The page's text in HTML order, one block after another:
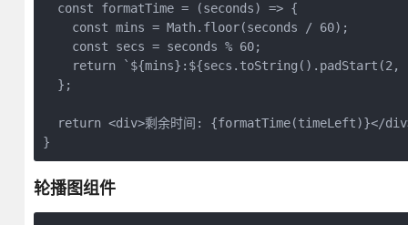
  const formatTime = (seconds) => {
    const mins = Math.floor(seconds / 60);
    const secs = seconds % 60;
return `${mins}:${secs.toString().padStart(2,
  };
return <div>剩余时间: {formatTime(timeLeft)}</
}
轮播图组件